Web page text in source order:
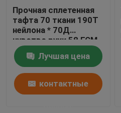
Прочная сплетенная
тафта 70 ткани 190Т
нейлона * 70Д
чувство руки 58 ГСМ
удобное
Лучшая цена
контактные